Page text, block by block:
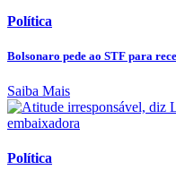
Política
Bolsonaro pede ao STF para
Saiba Mais
Política